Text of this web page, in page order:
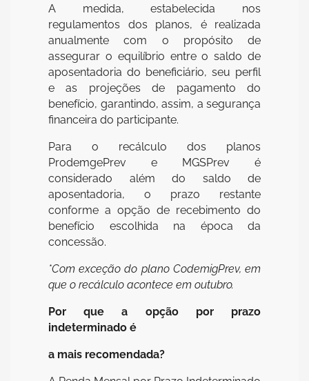
A medida, estabelecida nos
regulamentos dos planos, é realizada
anualmente com o propósito de
assegurar o equilíbrio entre o saldo de
aposentadoria do beneficiário, seu perfil
e as projeções de pagamento do
benefício, garantindo, assim, a segurança
financeira do participante.
Para o recálculo dos planos
ProdemgePrev e MGSPrev é
considerado além do saldo de
aposentadoria, o prazo restante
conforme a opção de recebimento do
benefício escolhida na época da
concessão.
*Com exceção do plano CodemigPrev, em
que o recálculo acontece em outubro.
Por que a opção por prazo
indeterminado é
a mais recomendada?